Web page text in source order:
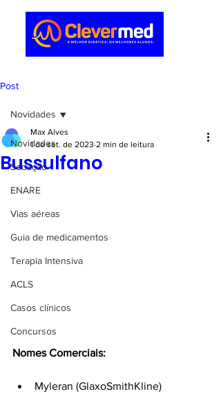
Post
Novidades
Sedação
ENARE
Vias aéreas
Guia de medicamentos
Terapia Intensiva
ACLS
Casos clínicos
Concursos
Novidades
Bussulfano
Max Alves
1 de set. de 2023 2 min de leitura
Nomes Comerciais:
Myleran (GlaxoSmithKline)